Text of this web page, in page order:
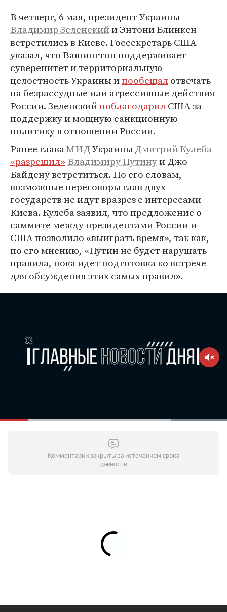
В четверг, 6 мая, президент Украины
Владимир Зеленскийи Энтони Блинкен
встретились в Киеве. Госсекретарь США
указал, что Вашингтон поддерживает
суверенитет и территориальную
целостность Украины ипообещалотвечать
на безрассудные или агрессивные действия
России. ЗеленскийпоблагодарилСША за
поддержку и мощную санкционную
политику в отношении России.
Ранее главаМИДУкраиныДмитрий Кулеба
«разрешил» Владимиру Путинуи Джо
Байдену встретиться. По его словам,
возможные переговоры глав двух
государств не идут вразрез с интересами
Киева. Кулеба заявил, что предложение о
саммите между президентами России и
США позволило «выиграть время», так как,
по его мнению, «Путин не будет нарушать
правила, пока идет подготовка ко встрече
для обсуждения этих самых правил».
Комментарии закрыты за истечением срока
давности